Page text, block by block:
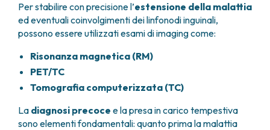
Per stabilire con precisione l’estensione della malattia
ed eventuali coinvolgimenti dei linfonodi inguinali,
possono essere utilizzati esami di imaging come:
Risonanza magnetica (RM)
PET/TC
Tomografia computerizzata (TC)
La diagnosi precoce e la presa in carico tempestiva
sono elementi fondamentali: quanto prima la malattia